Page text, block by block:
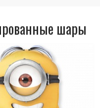
шары